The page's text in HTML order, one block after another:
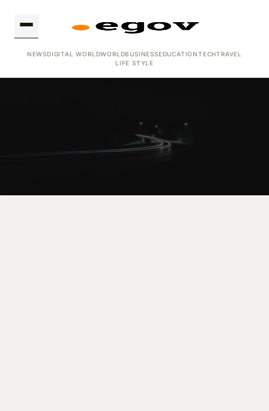
NEWSDIGITAL WORLDWORLDBUSINESSEDUCATIONTECHTRAVEL
LIFE STYLE